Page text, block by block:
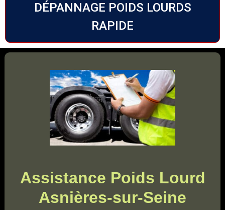
DÉPANNAGE POIDS LOURDS
RAPIDE
Assistance Poids Lourd
Asnières-sur-Seine